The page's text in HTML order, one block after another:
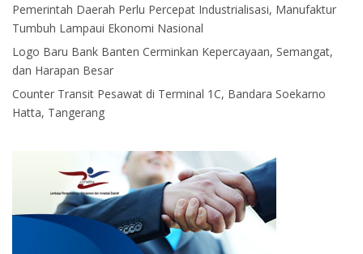
Pemerintah Daerah Perlu Percepat Industrialisasi, Manufaktur
Tumbuh Lampaui Ekonomi Nasional
Logo Baru Bank Banten Cerminkan Kepercayaan, Semangat,
dan Harapan Besar
Counter Transit Pesawat di Terminal 1C, Bandara Soekarno
Hatta, Tangerang